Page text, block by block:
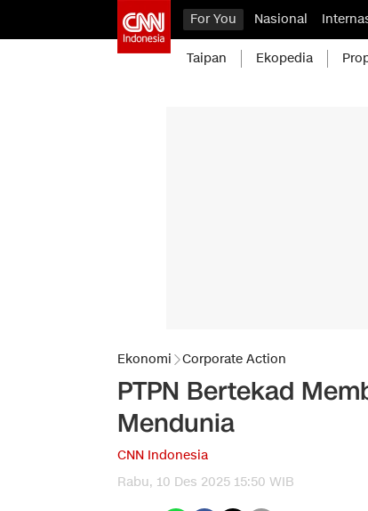
For You Nasional
Taipan Ekopedia
Ekonomi Corporate Action
PTPN Bertekad
Mendunia
CNN Indonesia
Rabu, 10 Des 2025 15:50 WIB